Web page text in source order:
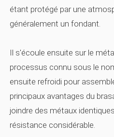
étant protégé par une
généralement un fondant.
Il s'écoule ensuite sur le
processus connu sous le
ensuite refroidi pour
principaux avantages du
joindre des métaux
résistance considérable.